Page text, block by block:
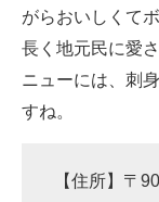
がらおいしくて
長く地元民に愛
ニューには、刺
すね。
【住所】〒